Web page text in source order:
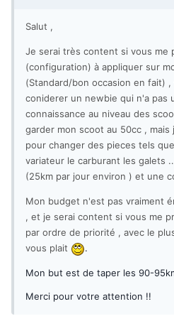
Salut ,
Je serai très content si vous me
(configuration) à appliquer sur
(Standard/bon occasion en fait)
coniderer un newbie qui n'a pas
connaissance au niveau des
garder mon scoot au 50cc , mais
pour changer des pieces tels
variateur le carburant les galets
(25km par jour environ ) et une
Mon budget n'est pas vraiment
, et je serai content si vous me
par ordre de priorité , avec le
vous plait
.
Mon but est de taper les 90-
Merci pour votre attention !!